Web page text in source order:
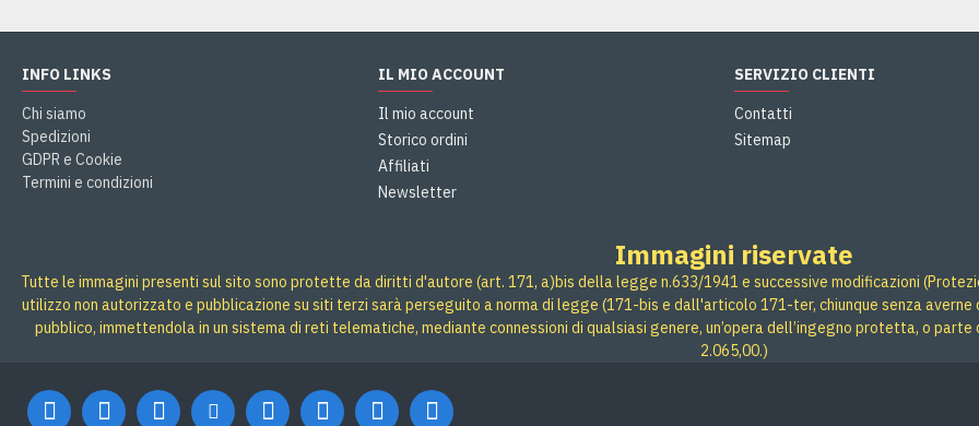
INFO LINKS
Chi siamo
Spedizioni
GDPR e Cookie
Termini e condizioni
IL MIO ACCOUNT
Il mio account
Storico ordini
Affiliati
Newsletter
SERVIZIO CLIENTI
Contatti
Sitemap
Immagini riservate
Tutte le immagini presenti sul sito sono protette da diritti d'autore (art. 171, a)bis della legge n.633/1941 e successive modificazioni
utilizzo non autorizzato e pubblicazione su siti terzi sarà perseguito a norma di legge (171-bis e dall'articolo 171-ter, chiunque senza
pubblico, immettendola in un sistema di reti telematiche, mediante connessioni di qualsiasi genere, un’opera dell’ingegno protetta, o
2.065,00.)